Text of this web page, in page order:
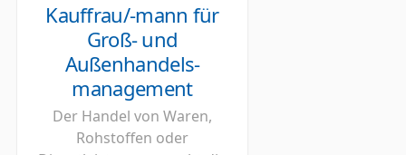
Kauffrau/-mann für
Groß- und
Außenhandels-
management
Der Handel von Waren,
Rohstoffen oder